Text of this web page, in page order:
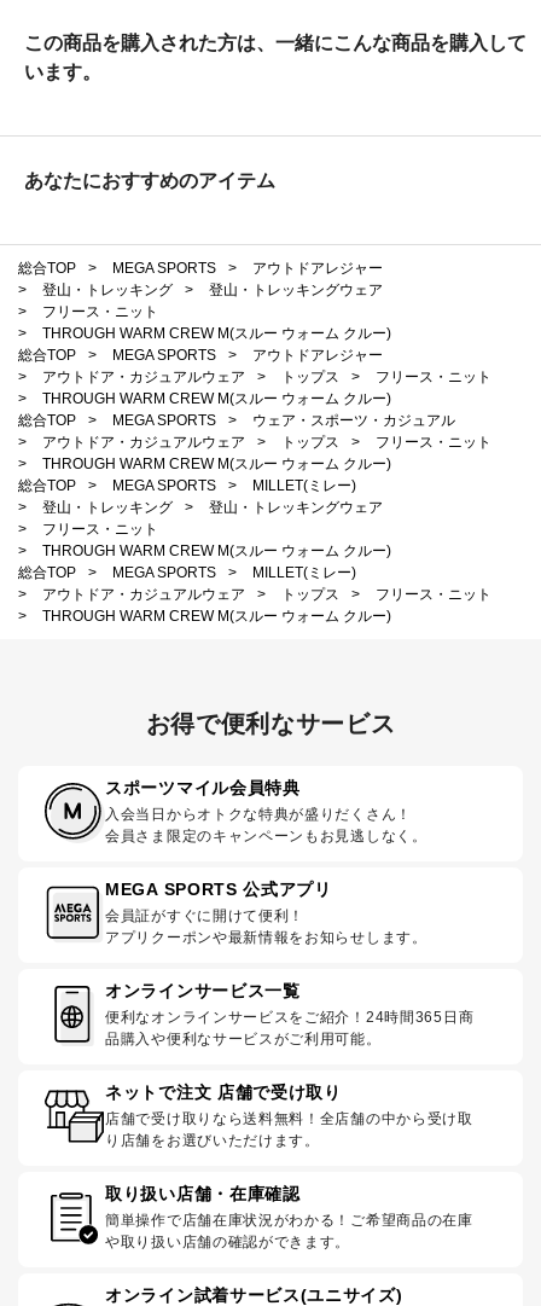
この商品を購入された方は、一緒にこんな商品を購入して
います。
あなたにおすすめのアイテム
総合TOP > MEGA SPORTS >
アウトドアレジャー
>
登山・トレッキング >
登山・トレッキングウェア
>
フリース・ニット
>
THROUGH WARM CREW M(スルー ウォーム クルー)
総合TOP
> MEGA SPORTS >
アウトドアレジャー
>
アウトドア・カジュアルウェア > トップス >
フリース・ニット
>
THROUGH WARM CREW M(スルー ウォーム クルー)
総合TOP
> MEGA SPORTS >
ウェア・スポーツ・カジュアル
>
アウトドア・カジュアルウェア > トップス >
フリース・ニット
>
THROUGH WARM CREW M(スルー ウォーム クルー)
総合TOP
> MEGA SPORTS >
MILLET(ミレー)
>
登山・トレッキング >
登山・トレッキングウェア
>
フリース・ニット
>
THROUGH WARM CREW M(スルー ウォーム クルー)
総合TOP
> MEGA SPORTS >
MILLET(ミレー)
>
アウトドア・カジュアルウェア > トップス >
フリース・ニット
>
THROUGH WARM CREW M(スルー ウォーム クルー)
お得で便利なサービス
スポーツマイル会員特典
入会当日からオトクな特典が盛りだくさん！
会員さま限定のキャンペーンもお見逃しなく。
MEGA SPORTS 公式アプリ
会員証がすぐに開けて便利！
アプリクーポンや最新情報をお知らせします。
オンラインサービス一覧
便利なオンラインサービスをご紹介！24時間365日商
品購入や便利なサービスがご利用可能。
ネットで注文 店舗で受け取り
店舗で受け取りなら送料無料！全店舗の中から受け取
り店舗をお選びいただけます。
取り扱い店舗・在庫確認
簡単操作で店舗在庫状況がわかる！ご希望商品の在庫
や取り扱い店舗の確認ができます。
オンライン試着サービス(ユニサイズ)